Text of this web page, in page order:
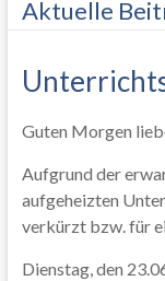
Aktuelle
Guten Morgen
Aufgrund der
aufgeheizten
verkürzt bzw. für
Dienstag, den